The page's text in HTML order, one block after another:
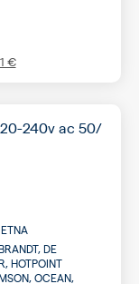
€
240v ac 50/
DE
HOTPOINT
OCEAN,